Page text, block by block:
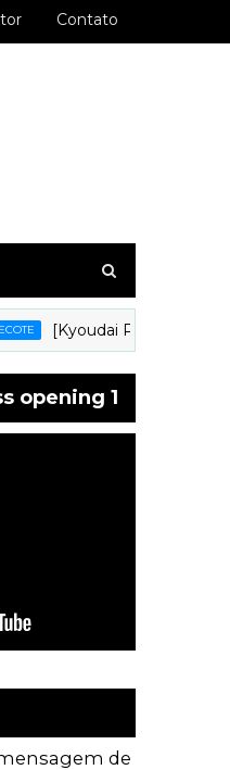
Contato
[Kyoudai Podcast 281]
opening 1
de